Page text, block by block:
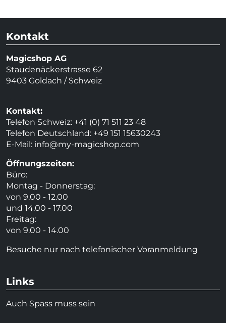
Kontakt
Magicshop AG
Staudenäckerstrasse 62
9403 Goldach / Schweiz
Kontakt:
Telefon Schweiz: +41 (0) 71 511 23 48
Telefon Deutschland: +49 151 15630243
E-Mail: info@my-magicshop.com
Öffnungszeiten:
Büro:
Montag - Donnerstag:
von 9.00 - 12.00
und 14.00 - 17.00
Freitag:
von 9.00 - 14.00
Besuche nur nach telefonischer Voranmeldung
Links
Auch Spass muss sein